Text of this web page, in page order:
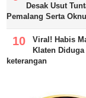
Desak Usut
Pemalang Serta
Viral! Habis
Klaten
keterangan